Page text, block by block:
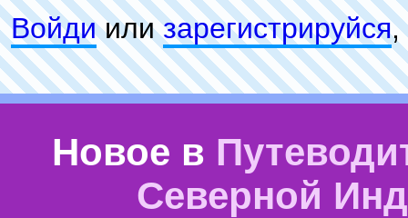
Войдиилизарeгиcтpируйся,
Новое в
Северной